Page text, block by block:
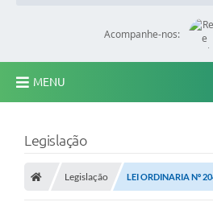
Acompanhe-nos:
MENU
A Prefeitura
Diário Oficial
Legislação
Legislação LEI ORDINARIA Nº